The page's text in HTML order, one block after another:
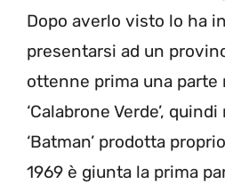
Dopo averlo visto lo ha
presentarsi ad un
ottenne prima una parte
‘Calabrone Verde’,
‘Batman’ prodotta
1969 è giunta la prima